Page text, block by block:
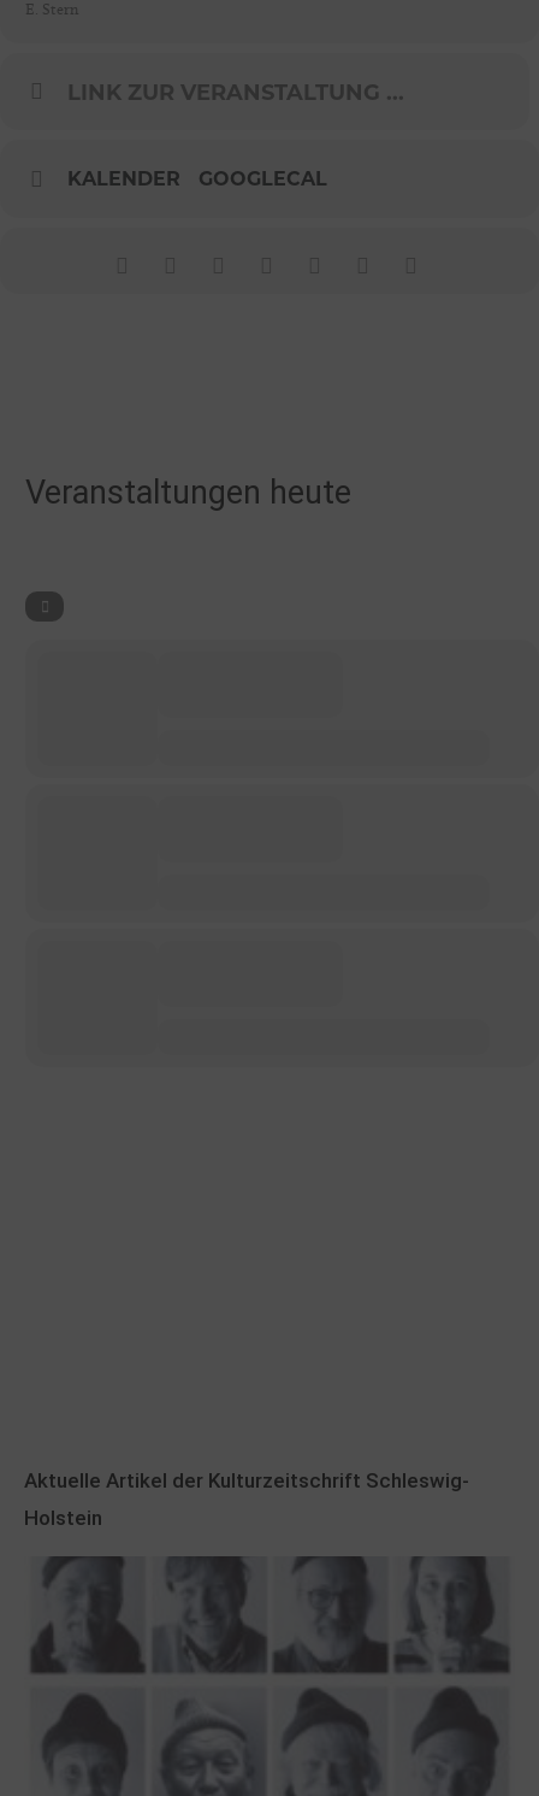
E. Stern
LINK ZUR VERANSTALTUNG ...
KALENDER GOOGLECAL
Veranstaltungen heute
Aktuelle Artikel der Kulturzeitschrift Schleswig-
Holstein